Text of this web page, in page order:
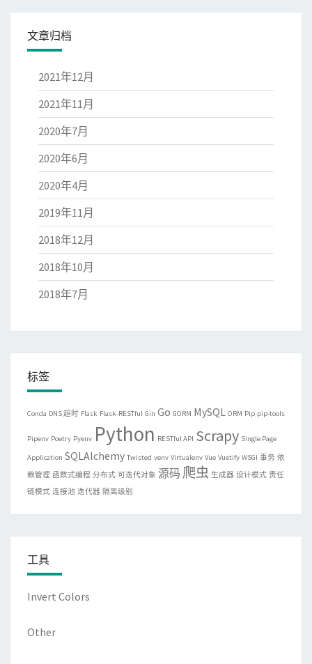
文章归档
2021年12月
2021年11月
2020年7月
2020年6月
2020年4月
2019年11月
2018年12月
2018年10月
2018年7月
标签
Conda DNS 超时 Flask Flask-RESTful Gin Go GORM MySQL ORM Pip pip-tools
Pipenv Poetry Pyenv Python RESTful API Scrapy Single Page
Application SQLAlchemy Twisted venv Virtualenv Vue Vuetify WSGI 事务 依
赖管理 函数式编程 分布式 可迭代对象 源码 爬虫 生成器 设计模式 责任
链模式 连接池 迭代器 隔离级别
工具
Invert Colors
Other